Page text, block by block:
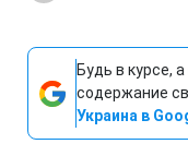
Будь в курсе,
содержание
Украина в